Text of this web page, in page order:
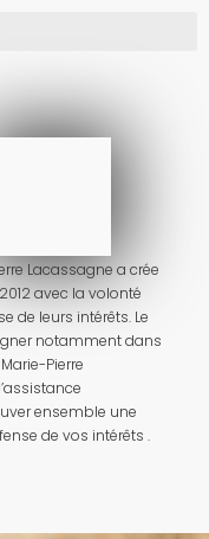
Lacassagne a crée
avec la volonté
de leurs intérêts. Le
notamment dans
Pierre
ensemble une
de vos intérêts .